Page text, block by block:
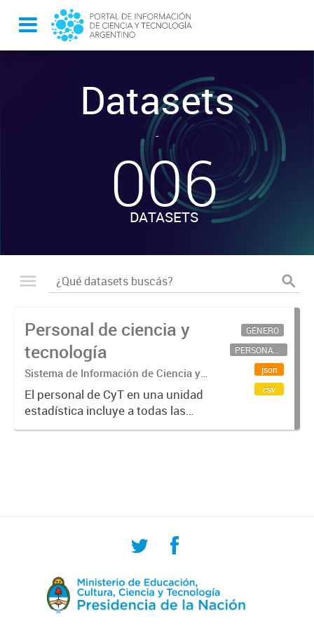
Datasets
-
006
DATASETS
Personal de ciencia y
tecnología
Sistema de Información de Ciencia y
Tecnología Argentino (SICYTAR)
El personal de CyT en una unidad
estadística incluye a todas las
personas involucradas
GÉNERO
PERSONAL CIENTÍFICO-TECNOLÓGICO
json
csv